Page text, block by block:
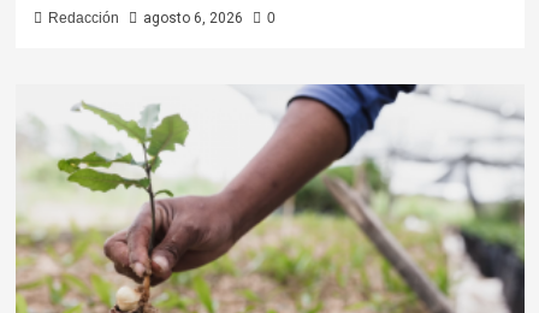
Redacción agosto 6, 2026 0